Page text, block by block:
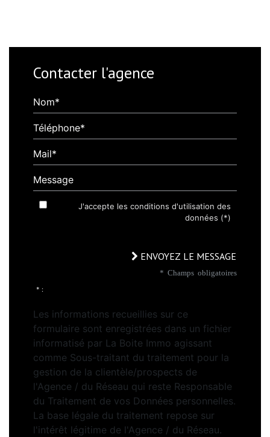
Contacter l'agence
Nom*
Téléphone*
Mail*
Message
J'accepte les conditions d'utilisation des
données (*)
ENVOYEZ LE MESSAGE
* Champs obligatoires
* :
Les informations recueillies sur ce
formulaire sont enregistrées dans un fichier
informatisé par La Boite Immo agissant
comme Sous-traitant du traitement pour la
gestion de la clientèle/prospects de
l'Agence / du Réseau qui reste Responsable
du Traitement de vos Données personnelles.
La base légale du traitement repose sur
l'intérêt légitime de l'Agence / du Réseau.